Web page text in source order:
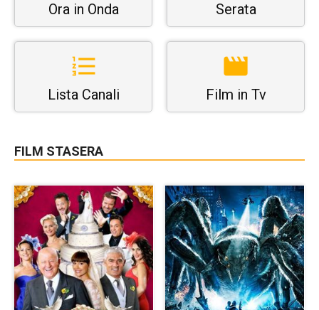
Ora in Onda Serata
Lista Canali Film in Tv
FILM STASERA